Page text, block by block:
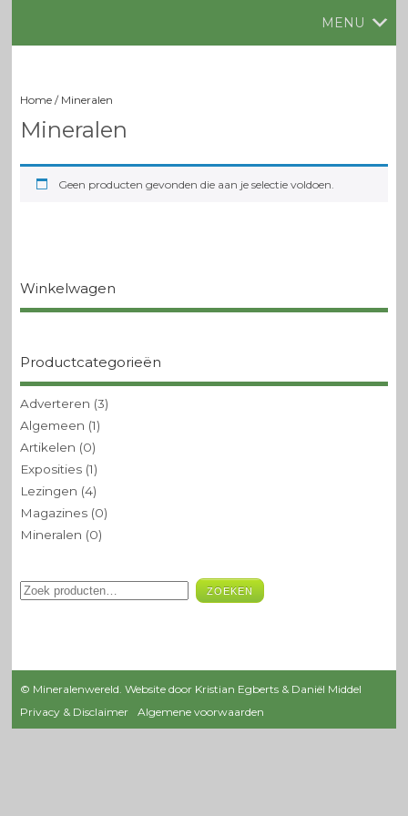
MENU
Home/ Mineralen
Mineralen
Geen producten gevonden die aan je selectie voldoen.
Winkelwagen
Productcategorieën
Adverteren (3)
Algemeen (1)
Artikelen (0)
Exposities (1)
Lezingen (4)
Magazines (0)
Mineralen (0)
ZOEKEN
© Mineralenwereld. Website door Kristian Egberts & Daniël Middel
Privacy & Disclaimer
Algemene voorwaarden